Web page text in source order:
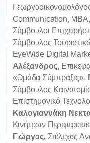
Communication,
Σύμβουλοι
Σύμβουλος
EyeWide Digital
Αλέξανδρος,
«Ομάδα Σύμπραξις»,
Σύμβουλος
Επιστημονικό
Καλογιαννάκη
Κινήτρων
Γιώργος, Στέλεχος